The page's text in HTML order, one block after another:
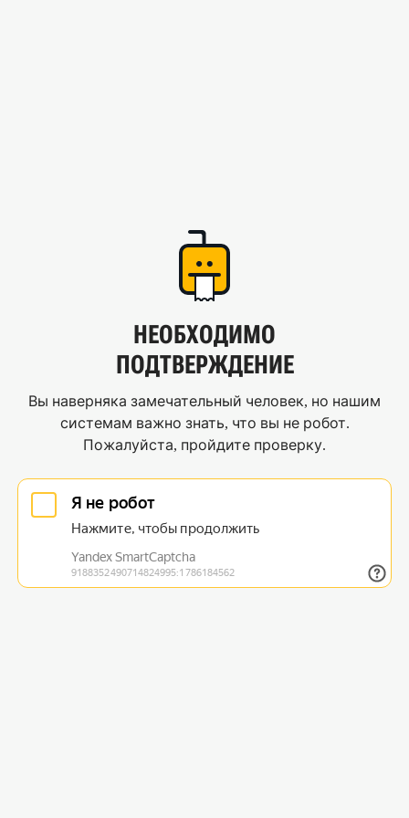
НЕОБХОДИМО
ПОДТВЕРЖДЕНИЕ
Вы наверняка замечательный человек, но нашим
системам важно знать, что вы не робот.
Пожалуйста, пройдите проверку.